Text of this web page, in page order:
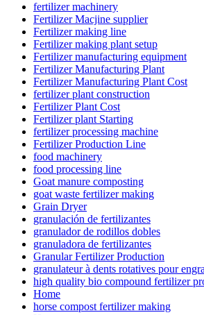
fertilizer machinery
Fertilizer Macjine supplier
Fertilizer making line
Fertilizer making plant setup
Fertilizer manufacturing equipment
Fertilizer Manufacturing Plant
Fertilizer Manufacturing Plant Cost
fertilizer plant construction
Fertilizer Plant Cost
Fertilizer plant Starting
fertilizer processing machine
Fertilizer Production Line
food machinery
food processing line
Goat manure composting
goat waste fertilizer making
Grain Dryer
granulación de fertilizantes
granulador de rodillos dobles
granuladora de fertilizantes
Granular Fertilizer Production
granulateur à dents rotatives pour
high quality bio compound fertilizer
Home
horse compost fertilizer making